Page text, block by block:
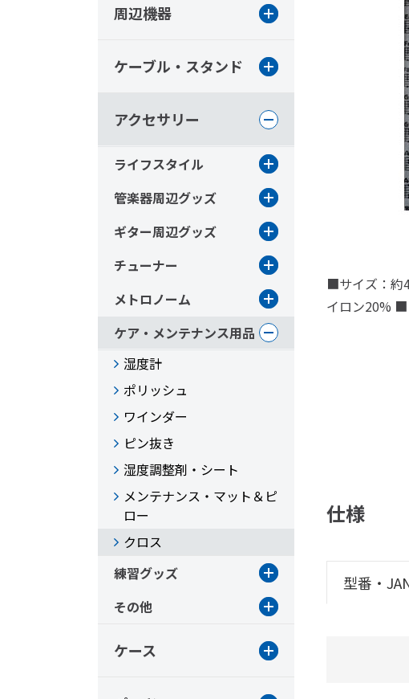
■サイズ：約
イロン20%
仕様
型番・
周辺機器
ケーブル・スタンド
アクセサリー
ライフスタイル
管楽器周辺グッズ
ギター周辺グッズ
チューナー
メトロノーム
ケア・メンテナンス用品
湿度計
ポリッシュ
ワインダー
ピン抜き
湿度調整剤・シート
メンテナンス・マット＆ピ
ロー
クロス
練習グッズ
その他
ケース